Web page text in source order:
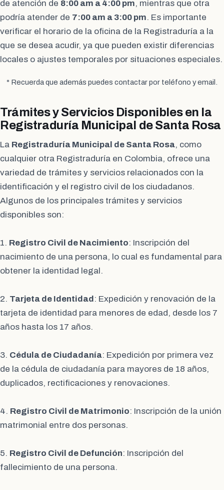
de atención de 8:00 am a 4:00 pm, mientras que otra
podría atender de 7:00 am a 3:00 pm. Es importante
verificar el horario de la oficina de la Registraduría a la
que se desea acudir, ya que pueden existir diferencias
locales o ajustes temporales por situaciones especiales.
* Recuerda que además puedes contactar por teléfono y email.
Trámites y Servicios Disponibles en la
Registraduría Municipal de Santa Rosa
La Registraduría Municipal de Santa Rosa, como
cualquier otra Registraduría en Colombia, ofrece una
variedad de trámites y servicios relacionados con la
identificación y el registro civil de los ciudadanos.
Algunos de los principales trámites y servicios
disponibles son:
1. Registro Civil de Nacimiento: Inscripción del
nacimiento de una persona, lo cual es fundamental para
obtener la identidad legal.
2. Tarjeta de Identidad : Expedición y renovación de la
tarjeta de identidad para menores de edad, desde los 7
años hasta los 17 años.
3. Cédula de Ciudadanía: Expedición por primera vez
de la cédula de ciudadanía para mayores de 18 años,
duplicados, rectificaciones y renovaciones.
4. Registro Civil de Matrimonio: Inscripción de la unión
matrimonial entre dos personas.
5. Registro Civil de Defunción: Inscripción del
fallecimiento de una persona.